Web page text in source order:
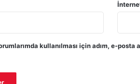
kullanılması için adım, e-posta